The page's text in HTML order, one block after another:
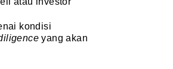
kondisi
yang akan